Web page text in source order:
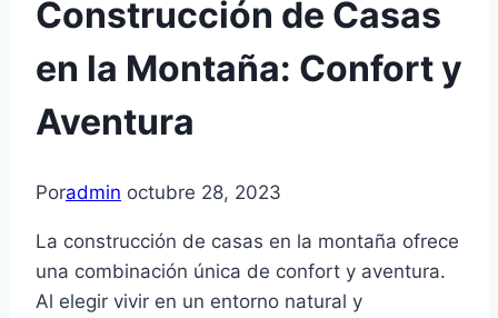
Construcción de Casas
en la Montaña: Confort y
Aventura
Poradmin octubre 28, 2023
La construcción de casas en la montaña ofrece
una combinación única de confort y aventura.
Al elegir vivir en un entorno natural y